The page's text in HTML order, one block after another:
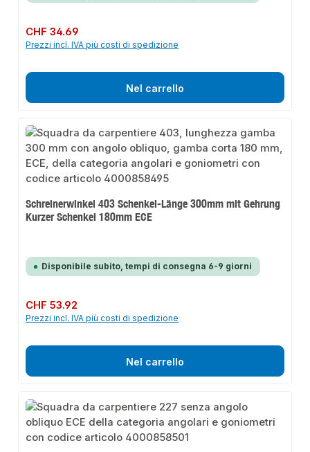
Prezzo normale:
CHF 34.69
Prezzi incl. IVA più costi di spedizione
Nel carrello
Schreinerwinkel 403 Schenkel-Länge 300mm mit Gehrung
Kurzer Schenkel 180mm ECE
Disponibile subito, tempi di consegna 6-9 giorni
Prezzo normale:
CHF 53.92
Prezzi incl. IVA più costi di spedizione
Nel carrello